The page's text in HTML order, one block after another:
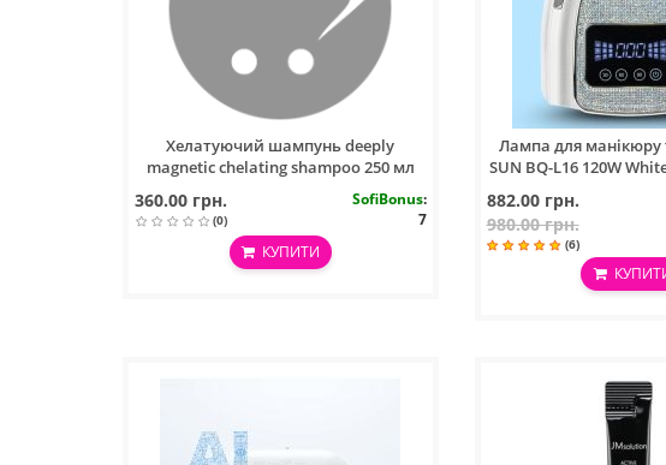
Хелатуючий шампунь deeply
magnetic chelating shampoo 250 мл
360.00 грн.
(0)
SofiBonus:
7
КУПИТИ
Лампа для
SUN BQ-L16 120W
UV/LED лампа з
882.00 грн.
980.00 грн.
(6)